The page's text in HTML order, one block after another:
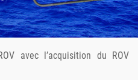
avec l’acquisition du ROV